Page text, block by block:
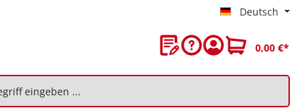
Deutsch
0,00 €*